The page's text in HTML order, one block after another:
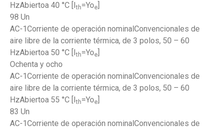
HzAbiertoa 40 °C [Ith=Yoe
98 Un
AC-1Corriente de operación nominalConvencionales de
aire libre de la corriente térmica, de 3 polos, 50 – 60
HzAbiertoa 50 °C [Ith=Yoe
Ochenta y ocho
AC-1Corriente de operación nominalConvencionales de
aire libre de la corriente térmica, de 3 polos, 50 – 60
HzAbiertoa 55 °C [Ith=Yoe
83 Un
AC-1Corriente de operación nominalConvencionales de